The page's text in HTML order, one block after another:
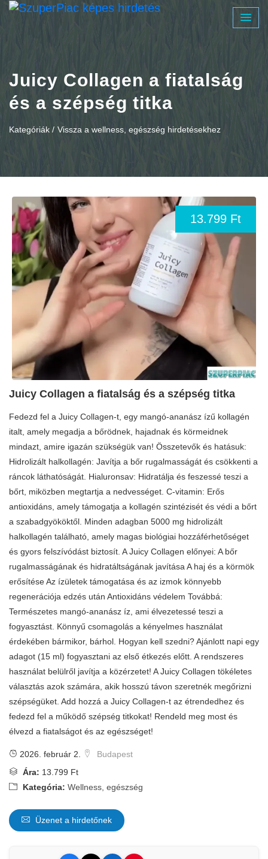
Juicy Collagen a fiatalság
és a szépség titka
Kategóriák / Vissza a wellness, egészség hirdetésekhez
13.799 Ft
Juicy Collagen a fiatalság és a szépség titka
Fedezd fel a Juicy Collagen-t, egy mangó-ananász ízű kollagén
italt, amely megadja a bőrödnek, hajadnak és körmeidnek
mindazt, amire igazán szükségük van! Összetevők és hatásuk:
Hidrolizált halkollagén: Javítja a bőr rugalmasságát és csökkenti a
ráncok láthatóságát. Hialuronsav: Hidratálja és feszessé teszi a
bőrt, miközben megtartja a nedvességet. C-vitamin: Erős
antioxidáns, amely támogatja a kollagén szintézisét és védi a bőrt
a szabadgyököktől. Minden adagban 5000 mg hidrolizált
halkollagén található, amely magas biológiai hozzáférhetőséget
és gyors felszívódást biztosít. A Juicy Collagen előnyei: A bőr
rugalmasságának és hidratáltságának javítása A haj és a körmök
erősítése Az ízületek támogatása és az izmok könnyebb
regenerációja edzés után Antioxidáns védelem Továbbá:
Természetes mangó-ananász íz, ami élvezetessé teszi a
fogyasztást. Könnyű csomagolás a kényelmes használat
érdekében bármikor, bárhol. Hogyan kell szedni? Ajánlott napi egy
adagot (15 ml) fogyasztani az első étkezés előtt. A rendszeres
használat belülről javítja a közérzetet! A Juicy Collagen tökéletes
választás azok számára, akik hosszú távon szeretnék megőrizni
szépségüket. Add hozzá a Juicy Collagen-t az étrendedhez és
fedezd fel a működő szépség titkokat! Rendeld meg most és
élvezd a fiatalságot és az egészséget!
2026. február 2.
Budapest
Ára: 13.799 Ft
Kategória: Wellness, egészség
Üzenet a hirdetőnek